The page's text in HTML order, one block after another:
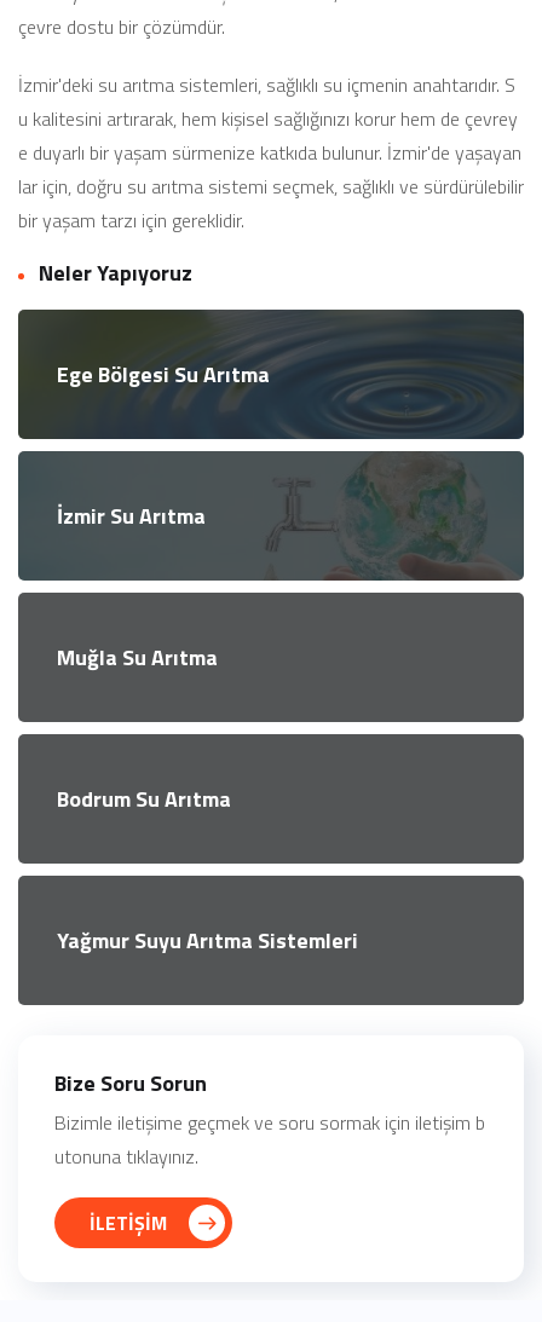
çevre dostu bir çözümdür.
İzmir'deki su arıtma sistemleri, sağlıklı su içmenin anahtarıdır. S
u kalitesini artırarak, hem kişisel sağlığınızı korur hem de çevrey
e duyarlı bir yaşam sürmenize katkıda bulunur. İzmir'de yaşayan
lar için, doğru su arıtma sistemi seçmek, sağlıklı ve sürdürülebilir
bir yaşam tarzı için gereklidir.
Neler Yapıyoruz
Ege Bölgesi Su Arıtma
İzmir Su Arıtma
Muğla Su Arıtma
Bodrum Su Arıtma
Yağmur Suyu Arıtma Sistemleri
Bize Soru Sorun
Bizimle iletişime geçmek ve soru sormak için iletişim b
utonuna tıklayınız.
İLETİŞİM